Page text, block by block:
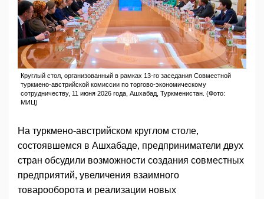
Круглый стол, организованный в рамках 13-го заседания Совместной
туркмено-австрийской комиссии по торгово-экономическому
сотрудничеству, 11 июня 2026 года, Ашхабад, Туркменистан. (Фото:
МИЦ)
На туркмено-австрийском круглом столе,
состоявшемся в Ашхабаде, предприниматели двух
стран обсудили возможности создания совместных
предприятий, увеличения взаимного
товарооборота и реализации новых